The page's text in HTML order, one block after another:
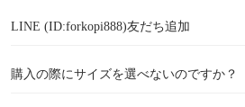
LINE (ID:forkopi888)友だち追加
購入の際にサイズを選べないのですか？